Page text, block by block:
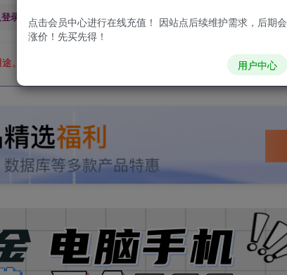
录回复下载，都为 免费资源，积分只需签到就可以获得！
。如有侵权、不妥之处，请第一时间联系我们删除！ Q群：
点击会员中心进行在线充值！ 因站点后续维护需求，后期会
涨价！先买先得！
用户中心